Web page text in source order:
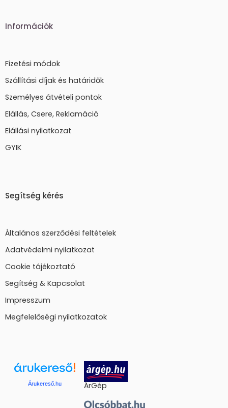
Információk
Fizetési módok
Szállítási díjak és határidők
Személyes átvételi pontok
Elállás, Csere, Reklamáció
Elállási nyilatkozat
GYIK
Segítség kérés
Általános szerződési feltételek
Adatvédelmi nyilatkozat
Cookie tájékoztató
Segítség & Kapcsolat
Impresszum
Megfelelőségi nyilatkozatok
Árukereső.hu ÁrGép